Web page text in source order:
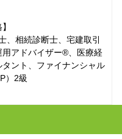
、相続診断士、宅建取引
アドバイザー®、医療経
ント、ファイナンシャル
）2級